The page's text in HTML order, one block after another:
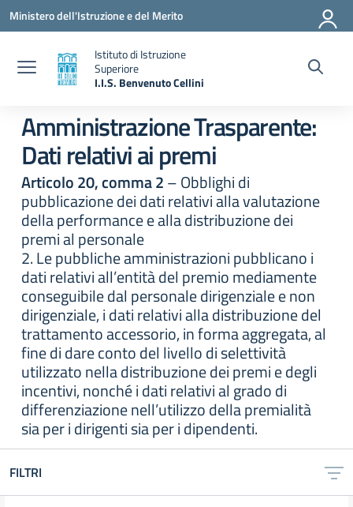
Vai ai contenuti
Vai al menu di navigazione
Vai al footer
Ministero dell'Istruzione e del Merito
Istituto di Istruzione
Superiore
I.I.S. Benvenuto Cellini
Amministrazione Trasparente:
Dati relativi ai premi
Articolo 20, comma 2– Obblighi di
pubblicazione dei dati relativi alla valutazione
della performance e alla distribuzione dei
premi al personale
2. Le pubbliche amministrazioni pubblicano i
dati relativi all’entità del premio mediamente
conseguibile dal personale dirigenziale e non
dirigenziale, i dati relativi alla distribuzione del
trattamento accessorio, in forma aggregata, al
fine di dare conto del livello di selettività
utilizzato nella distribuzione dei premi e degli
incentivi, nonché i dati relativi al grado di
differenziazione nell’utilizzo della premialità
sia per i dirigenti sia per i dipendenti.
FILTRI